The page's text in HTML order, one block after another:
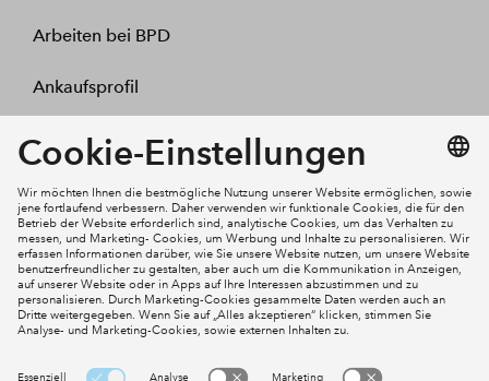
Arbeiten bei BPD
Ankaufsprofil
Kontakt
Mein Konto
Social Media